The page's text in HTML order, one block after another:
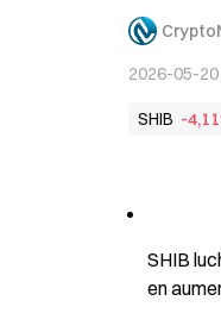
2026-05-20
SHIB -
SHIB
en